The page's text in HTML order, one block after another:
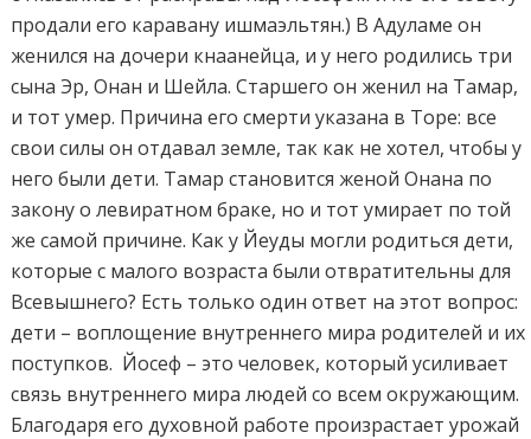
продали его каравану ишмаэльтян.) В Адуламе он
женился на дочери кнаанейца, и у него родились три
сына Эр, Онан и Шейла. Старшего он женил на Тамар,
и тот умер. Причина его смерти указана в Торе: все
свои силы он отдавал земле, так как не хотел, чтобы у
него были дети. Тамар становится женой Онана по
закону о левиратном браке, но и тот умирает по той
же самой причине. Как у Йеуды могли родиться дети,
которые с малого возраста были отвратительны для
Всевышнего? Есть только один ответ на этот вопрос:
дети – воплощение внутреннего мира родителей и их
поступков. Йосеф – это человек, который усиливает
связь внутреннего мира людей со всем окружающим.
Благодаря его духовной работе произрастает урожай